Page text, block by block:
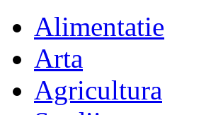
Alimentatie
Arta
Agricultura